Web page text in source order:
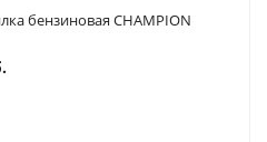
бензиновая CHAMPION